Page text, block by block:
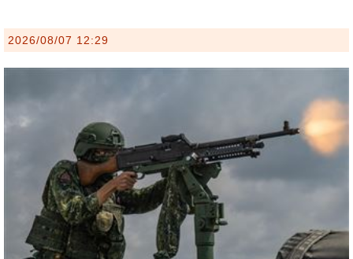
2026/08/07 12:29